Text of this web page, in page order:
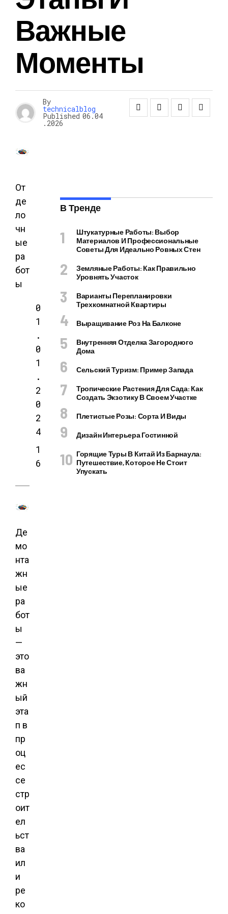
Важные
Моменты
By
technicalblog
Published 06.04
.2026
От
де
ло
чн
ые
ра
бот
ы
0
1
.
0
1
.
2
0
2
4
1
6
Де
мо
нта
жн
ые
ра
бот
ы
—
это
ва
жн
ый
эта
п в
пр
оц
ес
се
стр
оит
ел
ьст
ва
ил
и
ре
ко
В Тренде
Штукатурные Работы: Выбор
Материалов И Профессиональные
Советы Для Идеально Ровных Стен
Земляные Работы: Как Правильно
Уровнять Участок
Варианты Перепланировки
Трехкомнатной Квартиры
Выращивание Роз На Балконе
Внутренняя Отделка Загородного
Дома
Сельский Туризм: Пример Запада
Тропические Растения Для Сада: Как
Создать Экзотику В Своем Участке
Плетистые Розы: Сорта И Виды
Дизайн Интерьера Гостинной
Горящие Туры В Китай Из Барнаула:
Путешествие, Которое Не Стоит
Упускать